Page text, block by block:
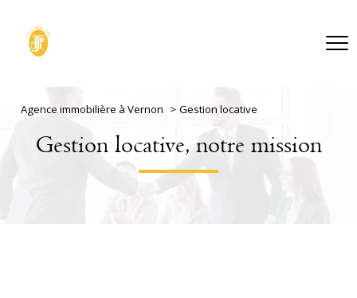
Agence immobilière à Vernon Gestion locative
Gestion locative, notre mission